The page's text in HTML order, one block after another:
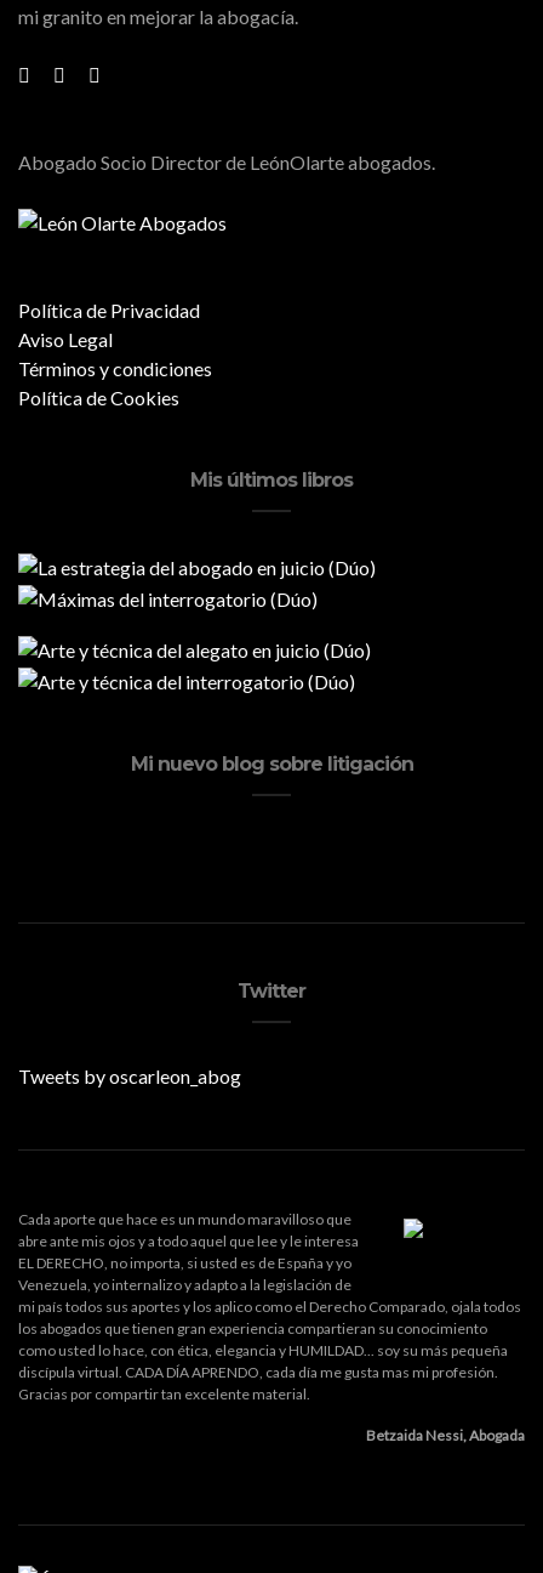
mi granito en mejorar la abogacía.
Abogado Socio Director de LeónOlarte abogados.
Política de Privacidad
Aviso Legal
Términos y condiciones
Política de Cookies
Mis últimos libros
Mi nuevo blog sobre litigación
Twitter
Tweets by oscarleon_abog
Cada aporte que hace es un mundo maravilloso que
abre ante mis ojos y a todo aquel que lee y le interesa
EL DERECHO, no importa, si usted es de España y yo
Venezuela, yo internalizo y adapto a la legislación de
mi país todos sus aportes y los aplico como el Derecho Comparado, ojala todos
los abogados que tienen gran experiencia compartieran su conocimiento
como usted lo hace, con ética, elegancia y HUMILDAD... soy su más pequeña
discípula virtual. CADA DÍA APRENDO, cada día me gusta mas mi profesión.
Gracias por compartir tan excelente material.
Betzaida Nessi, Abogada